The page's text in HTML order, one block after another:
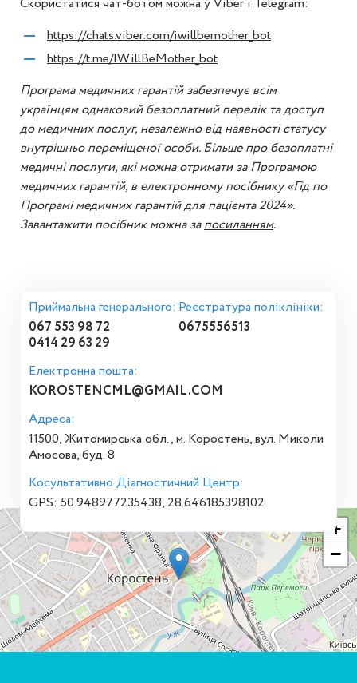
Скористатися чат-ботом можна у Viber і Telegram:
https://chats.viber.com/iwillbemother_bot
https://t.me/IWillBeMother_bot
Програма медичних гарантій забезпечує всім
українцям однаковий безоплатний перелік та доступ
до медичних послуг, незалежно від наявності статусу
внутрішньо переміщеної особи. Більше про безоплатні
медичні послуги, які можна отримати за Програмою
медичних гарантій, в електронному посібнику «Гід по
Програмі медичних гарантій для пацієнта 2024».
Завантажити посібник можна запосиланням.
Приймальна генерального:
067 553 98 72
0414 29 63 29
Реєстратура поліклініки:
0675556513
Електронна пошта:
KOROSTENCML@GMAIL.COM
Адреса:
11500, Житомирська обл., м. Коростень, вул. Миколи
Амосова, буд. 8
Косультативно Діагностичний Центр:
GPS: 50.948977235438, 28.646185398102
+
−